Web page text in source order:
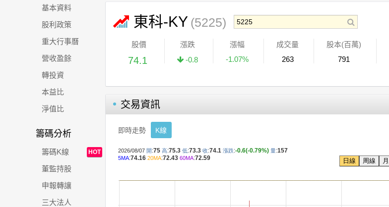
基本資料
股利政策
重大行事曆
營收盈餘
轉投資
本益比
淨值比
籌碼分析
籌碼K線 HOT
董監持股
申報轉讓
三大法人
東科-KY (5225)
股價
74.1
漲跌
-0.8
漲幅
-1.07%
成交量
263
股本(百萬)
791
交易資訊
即時走勢 K線